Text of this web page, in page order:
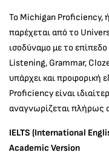
Το Michigan Proficiency, ή
παρέχεται από το
ισοδύναμο με το
Listening, Grammar,
υπάρχει και προφορική
Proficiency είναι
αναγνωρίζεται πλήρως
IELTS (International
Academic Version